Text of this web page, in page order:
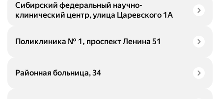
Сибирский федеральный научно-
клинический центр, улица Царевского 1А
Поликлиника № 1, проспект Ленина 51
Районная больница, 34